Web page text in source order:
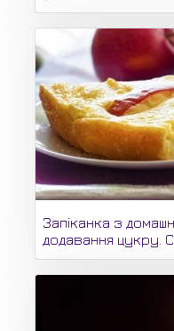
Запіканка з
додавання цукру.